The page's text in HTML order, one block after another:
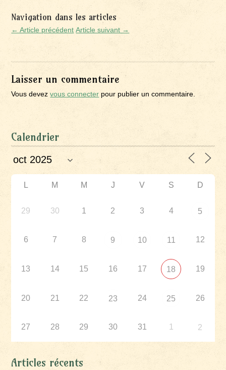
Navigation dans les articles
← Article précédent Article suivant →
Laisser un commentaire
Vous devezvous connecter pour publier un commentaire.
Calendrier
L M M J V S D
29 30 1 2 3 4 5
6 7 8 9 10 11 12
13 14 15 16 17 18 19
20 21 22 23 24 25 26
27 28 29 30 31 1 2
Articles récents